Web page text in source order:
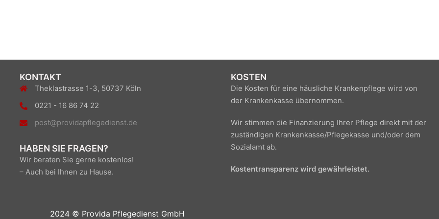
KONTAKT
Theklastrasse 1-3, 50737 Köln
0221 - 16 86 74 22
post@providapflegedienst.de
HABEN SIE FRAGEN?
Wir beraten Sie gerne kostenlos!
– Auch bei Ihnen zu Hause.
KOSTEN
Die Kosten für eine häusliche Krankenpflege wird von
der Krankenkasse übernommen.
Wir stimmen die Finanzierung Ihrer Pflege direkt mit der
zuständigen Krankenkasse/Pflegekasse und/oder dem
Sozialamt ab.
Kostentransparenz wird gewährleistet.
2024 © Provida Pflegedienst GmbH